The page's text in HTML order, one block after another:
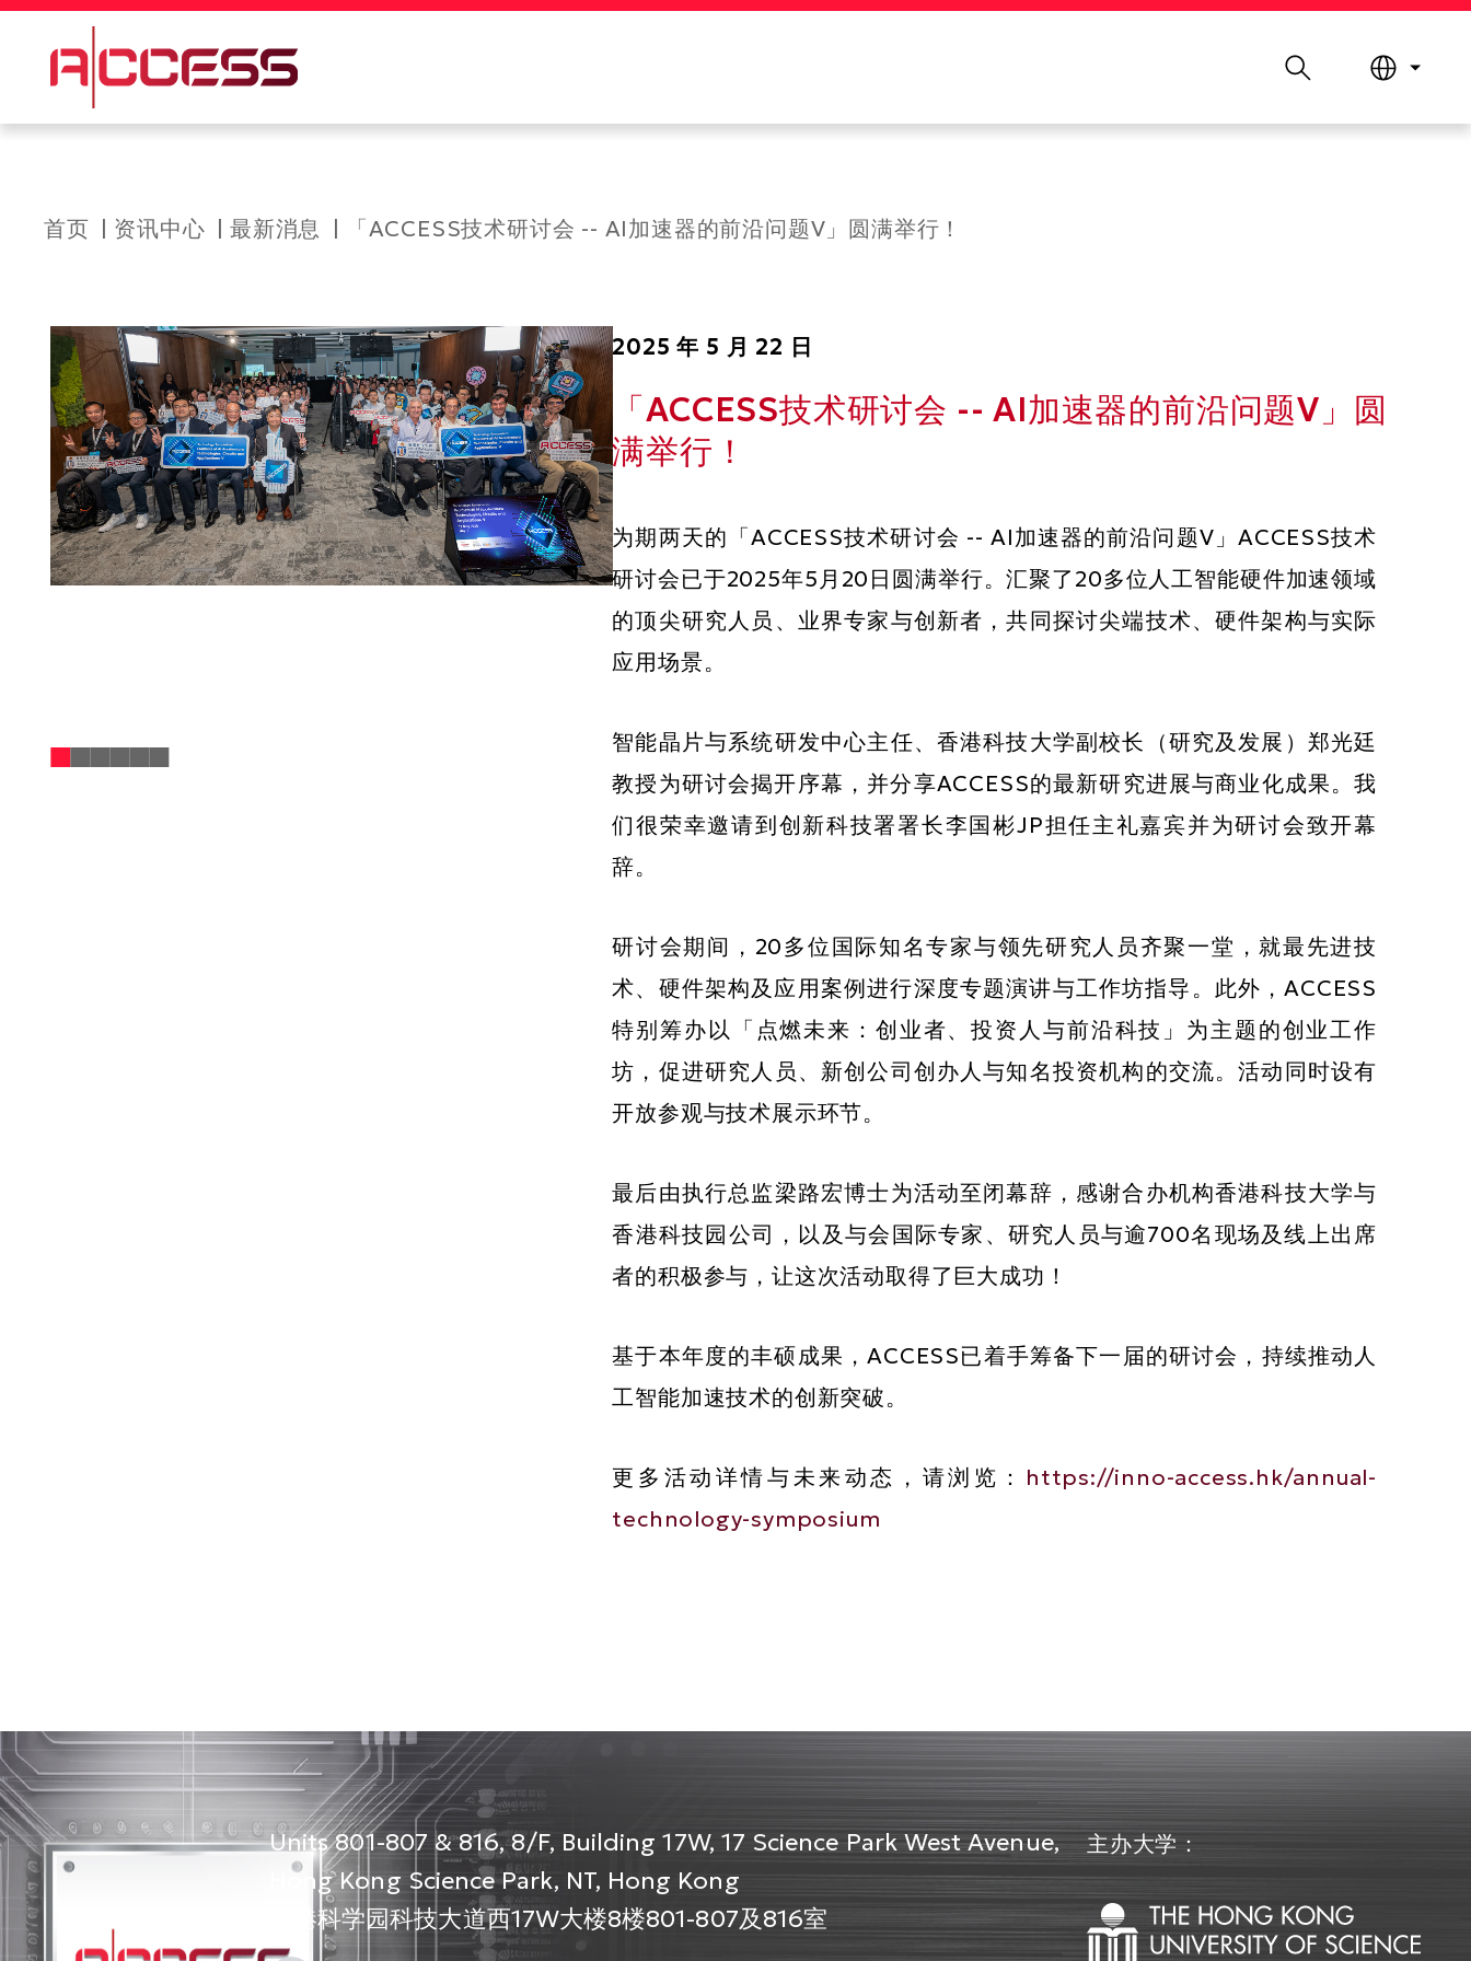
content
Breadcrumb
首页 资讯中心 最新消息 「ACCESS技术研讨会 -- AI加速器的前沿问题V」圆满举行！
2025 年 5 月 22 日
「ACCESS技术研讨会 -- AI加速器的前沿问题V」圆
满举行！
为期两天的「ACCESS技术研讨会 -- AI加速器的前沿问题V」ACCESS技术
研讨会已于2025年5月20日圆满举行。汇聚了20多位人工智能硬件加速领域
的顶尖研究人员、业界专家与创新者，共同探讨尖端技术、硬件架构与实际
应用场景。
智能晶片与系统研发中心主任、香港科技大学副校长（研究及发展）郑光廷
教授为研讨会揭开序幕，并分享ACCESS的最新研究进展与商业化成果。我
们很荣幸邀请到创新科技署署长李国彬JP担任主礼嘉宾并为研讨会致开幕
辞。
研讨会期间，20多位国际知名专家与领先研究人员齐聚一堂，就最先进技
术、硬件架构及应用案例进行深度专题演讲与工作坊指导。此外，ACCESS
特别筹办以「点燃未来：创业者、投资人与前沿科技」为主题的创业工作
坊，促进研究人员、新创公司创办人与知名投资机构的交流。活动同时设有
开放参观与技术展示环节。
最后由执行总监梁路宏博士为活动至闭幕辞，感谢合办机构香港科技大学与
香港科技园公司，以及与会国际专家、研究人员与逾700名现场及线上出席
者的积极参与，让这次活动取得了巨大成功！
基于本年度的丰硕成果，ACCESS已着手筹备下一届的研讨会，持续推动人
工智能加速技术的创新突破。
更多活动详情与未来动态，请浏览： https://inno-access.hk/annual-
technology-symposium
Units 801-807 & 816, 8/F, Building 17W, 17 Science Park West Avenue,
Hong Kong Science Park, NT, Hong Kong
香港科学园科技大道西17W大楼8楼801-807及816室
主办大学：